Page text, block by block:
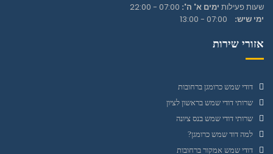
שעות פעילות ימים א' ה':
ימי שיש:
אזורי שירות
דודי שמש כרומגן ברחובות
שרותי דודי שמש בראשון לציון
שרותי דודי שמש בנס ציונה
למה דוד שמש כרומגן?
דודי שמש אמקור ברחובות